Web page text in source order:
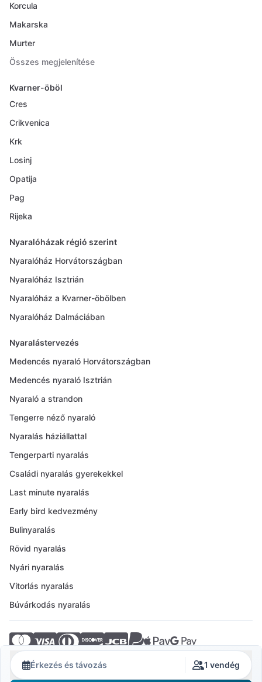
Érkezés és távozás 1 vendég
Korcula
Makarska
Murter
Összes megjelenítése
Kvarner-öböl
Cres
Crikvenica
Krk
Losinj
Opatija
Pag
Rijeka
Nyaralóházak régió szerint
Nyaralóház Horvátországban
Nyaralóház Isztrián
Nyaralóház a Kvarner-öbölben
Nyaralóház Dalmáciában
Nyaralástervezés
Medencés nyaraló Horvátországban
Medencés nyaraló Isztrián
Nyaraló a strandon
Tengerre néző nyaraló
Nyaralás háziállattal
Tengerparti nyaralás
Családi nyaralás gyerekekkel
Last minute nyaralás
Early bird kedvezmény
Bulinyaralás
Rövid nyaralás
Nyári nyaralás
Vitorlás nyaralás
Búvárkodás nyaralás
© 2026 Crovillas GmbH